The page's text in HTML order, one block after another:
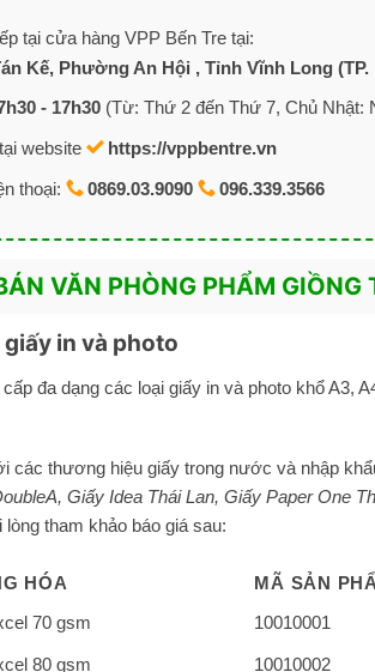
tại cửa hàng VPP Bến Tre tại:
Kế, Phường An Hội , Tỉnh Vĩnh Long (TP.
- 17h30 (Từ: Thứ 2 đến Thứ 7, Chủ Nhật:
website
https://vppbentre.vn
thoại:
0869.03.9090 096.339.3566
VĂN PHÒNG PHẨM GIỒNG
giấy in và photo
đa dạng các loại giấy in và photo khổ A3,
các thương hiệu giấy trong nước và nhập
Giấy Idea Thái Lan, Giấy Paper One
tham khảo báo giá sau:
HÓA MÃ SẢN
70 gsm 10010001
80 gsm 10010002